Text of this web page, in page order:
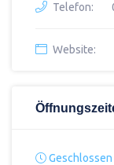
Telefon:
Website:
Geschlossen